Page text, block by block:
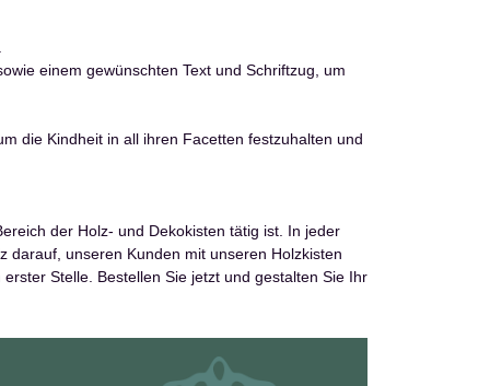
einem gewünschten Text und Schriftzug, um
die Kindheit in all ihren Facetten festzuhalten und
der Holz- und Dekokisten tätig ist. In jeder
darauf, unseren Kunden mit unseren Holzkisten
Stelle. Bestellen Sie jetzt und gestalten Sie Ihr